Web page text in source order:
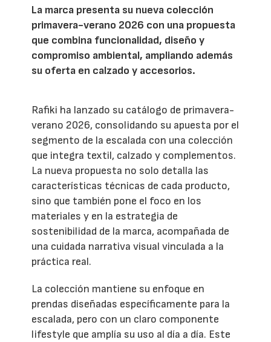
La marca presenta su nueva colección
primavera-verano 2026 con una propuesta
que combina funcionalidad, diseño y
compromiso ambiental, ampliando además
su oferta en calzado y accesorios.
Rafiki ha lanzado su catálogo de primavera-
verano 2026, consolidando su apuesta por el
segmento de la escalada con una colección
que integra textil, calzado y complementos.
La nueva propuesta no solo detalla las
características técnicas de cada producto,
sino que también pone el foco en los
materiales y en la estrategia de
sostenibilidad de la marca, acompañada de
una cuidada narrativa visual vinculada a la
práctica real.
La colección mantiene su enfoque en
prendas diseñadas específicamente para la
escalada, pero con un claro componente
lifestyle que amplía su uso al día a día. Este